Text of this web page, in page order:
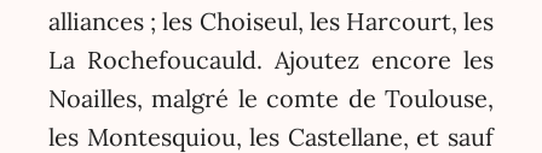
alliances ; les Choiseul, les Harcourt, les
La Rochefoucauld. Ajoutez encore les
Noailles, malgré le comte de Toulouse,
les Montesquiou, les Castellane, et sauf